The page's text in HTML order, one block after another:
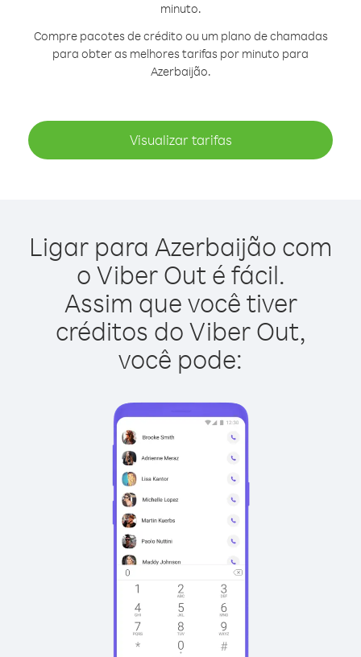
minuto.
Compre pacotes de crédito ou um plano de chamadas
para obter as melhores tarifas por minuto para
Azerbaijão.
Visualizar tarifas
Ligar para Azerbaijão com
o Viber Out é fácil.
Assim que você tiver
créditos do Viber Out,
você pode: